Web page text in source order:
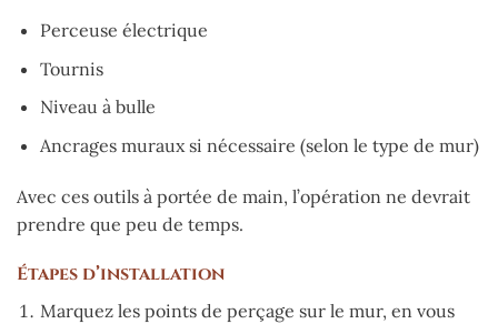
Perceuse électrique
Tournis
Niveau à bulle
Ancrages muraux si nécessaire (selon le type de mur)
Avec ces outils à portée de main, l’opération ne devrait
prendre que peu de temps.
Étapes d’installation
Marquez les points de perçage sur le mur, en vous